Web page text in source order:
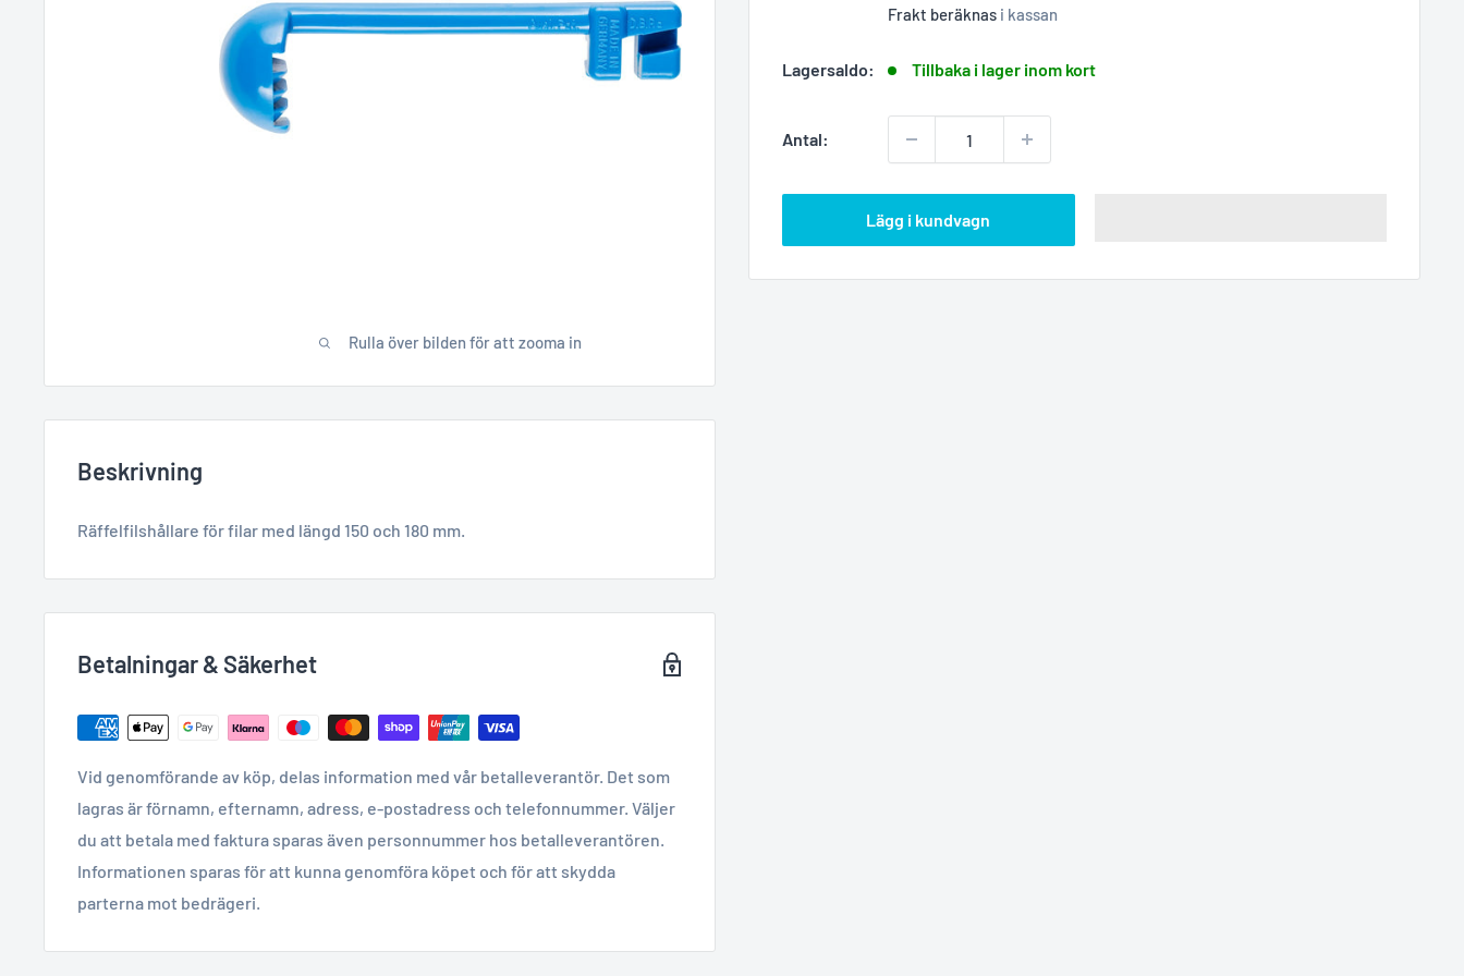
Rulla över bilden för att zooma in
Frakt beräknas i kassan
Lagersaldo: Tillbaka i lager inom kort
Antal:
Lägg i kundvagn
Beskrivning
Räffelfilshållare för filar med längd 150 och 180 mm.
Betalningar & Säkerhet
Vid genomförande av köp, delas information med vår betalleverantör. Det som
lagras är förnamn, efternamn, adress, e-postadress och telefonnummer. Väljer
du att betala med faktura sparas även personnummer hos betalleverantören.
Informationen sparas för att kunna genomföra köpet och för att skydda
parterna mot bedrägeri.